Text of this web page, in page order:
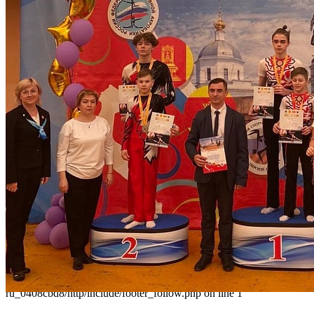
Наши контакты
236040,г. Калининград, ул. Сергеева 10
+7 (401) 253-45-55
dtdm39@mail.ru
Приказ
Разделы
Главная
О Дворце
Родителям
Контакты
Карта сайта
Следуйте за нами
Parse error: syntax error, unexpected 'data' (T_STRING), expecting
']' in /home/virtwww/w_dvorec39-
ru_0408cbd8/http/include/footer_follow.php on line 1